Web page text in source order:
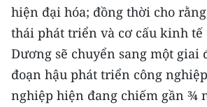
РУССКИЙ
ESPAÑOL
한국어
hiện đại hóa; đồng thời cho
thái phát triển và cơ cấu kinh
Dương sẽ chuyển sang một giai
đoạn hậu phát triển công
nghiệp hiện đang chiếm gần ¾